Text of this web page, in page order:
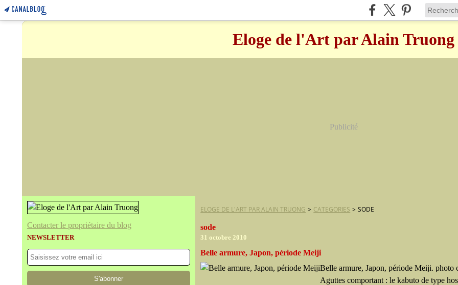
Eloge de l'Art par Alain Truong
Publicité
Contacter le propriétaire du blog
NEWSLETTER
ELOGE DE L'ART PAR ALAIN TRUONG > CATEGORIES > SODE
sode
31 octobre 2010
Belle armure, Japon, période Meiji
Belle armure, Japon, période Meiji. photo
Aguttes comportant : le kabuto de type